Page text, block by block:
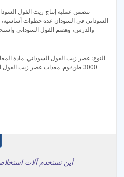
تتضمن عملية إنتاج زيت الفول
السوداني في السودان عدة خطوات أساسية،
والدرس، وهضم الفول السوداني
3000 طن/يوم. معدات عصر زيت
أين تستخدم آلات